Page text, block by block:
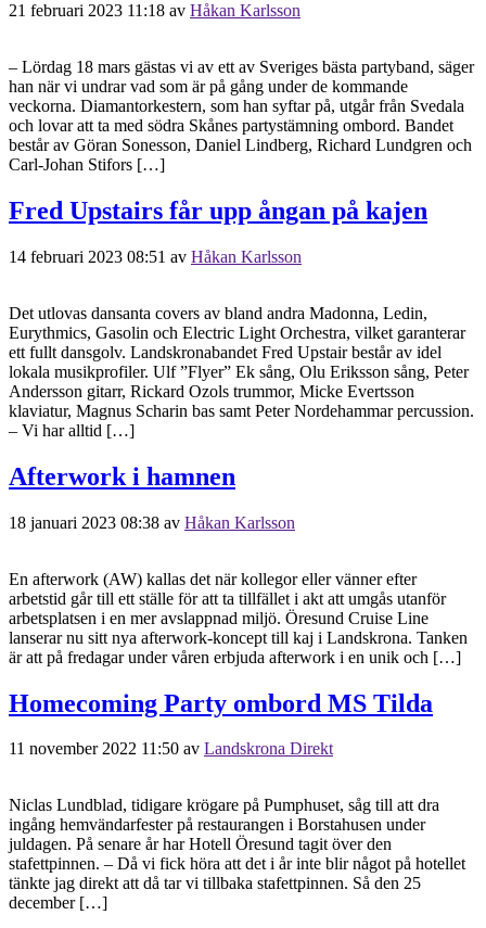
21 februari 2023 11:18 av Håkan Karlsson
– Lördag 18 mars gästas vi av ett av Sveriges bästa partyband, säger
han när vi undrar vad som är på gång under de kommande
veckorna. Diamantorkestern, som han syftar på, utgår från Svedala
och lovar att ta med södra Skånes partystämning ombord. Bandet
består av Göran Sonesson, Daniel Lindberg, Richard Lundgren och
Carl-Johan Stifors […]
Fred Upstairs får upp ångan på kajen
14 februari 2023 08:51 av Håkan Karlsson
Det utlovas dansanta covers av bland andra Madonna, Ledin,
Eurythmics, Gasolin och Electric Light Orchestra, vilket garanterar
ett fullt dansgolv. Landskronabandet Fred Upstair består av idel
lokala musikprofiler. Ulf ”Flyer” Ek sång, Olu Eriksson sång, Peter
Andersson gitarr, Rickard Ozols trummor, Micke Evertsson
klaviatur, Magnus Scharin bas samt Peter Nordehammar percussion.
– Vi har alltid […]
Afterwork i hamnen
18 januari 2023 08:38 av Håkan Karlsson
En afterwork (AW) kallas det när kollegor eller vänner efter
arbetstid går till ett ställe för att ta tillfället i akt att umgås utanför
arbetsplatsen i en mer avslappnad miljö. Öresund Cruise Line
lanserar nu sitt nya afterwork-koncept till kaj i Landskrona. Tanken
är att på fredagar under våren erbjuda afterwork i en unik och […]
Homecoming Party ombord MS Tilda
11 november 2022 11:50 av Landskrona Direkt
Niclas Lundblad, tidigare krögare på Pumphuset, såg till att dra
ingång hemvändarfester på restaurangen i Borstahusen under
juldagen. På senare år har Hotell Öresund tagit över den
stafettpinnen. – Då vi fick höra att det i år inte blir något på hotellet
tänkte jag direkt att då tar vi tillbaka stafettpinnen. Så den 25
december […]